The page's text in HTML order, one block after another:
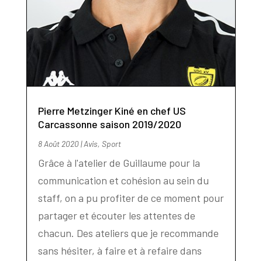
Pierre Metzinger Kiné en chef US
Carcassonne saison 2019/2020
8 Août 2020|Avis, Sport
Grâce à l'atelier de Guillaume pour la
communication et cohésion au sein du
staff, on a pu profiter de ce moment pour
partager et écouter les attentes de
chacun. Des ateliers que je recommande
sans hésiter, à faire et à refaire dans